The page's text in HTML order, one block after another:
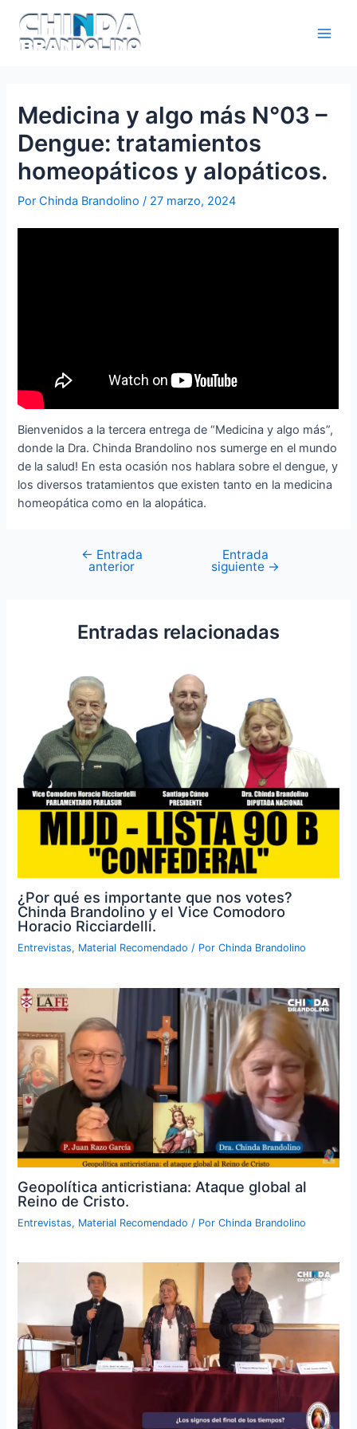
Medicina y algo más N°03 –
Dengue: tratamientos
homeopáticos y alopáticos.
PorChinda Brandolino/ 27 marzo, 2024
Bienvenidos a la tercera entrega de “Medicina y algo más”,
donde la Dra. Chinda Brandolino nos sumerge en el mundo
de la salud! En esta ocasión nos hablara sobre el dengue, y
los diversos tratamientos que existen tanto en la medicina
homeopática como en la alopática.
← Entrada
anterior
Entrada
siguiente →
Entradas relacionadas
¿Por qué es importante que nos votes?
Chinda Brandolino y el Vice Comodoro
Horacio Ricciardelli.
Entrevistas, Material Recomendado / PorChinda Brandolino
Geopolítica anticristiana: Ataque global al
Reino de Cristo.
Entrevistas, Material Recomendado / PorChinda Brandolino